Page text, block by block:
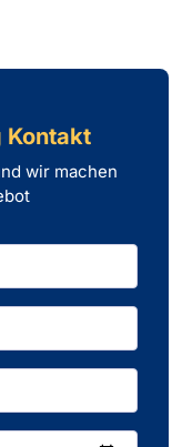
Kontakt
wir machen